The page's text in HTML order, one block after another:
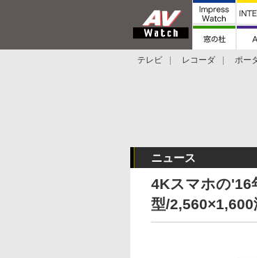
テレビ レコーダ ポー
ニュース
4Kスマホの'16
型/2,560×1,600